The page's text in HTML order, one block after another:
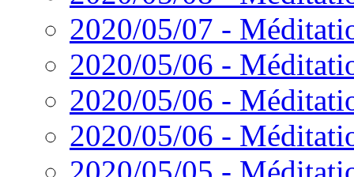
2020/05/07 -
2020/05/06 -
2020/05/06 -
2020/05/06 -